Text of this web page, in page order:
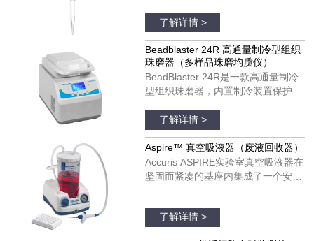
作用。Finnpipette F3 移液器具有宽
阔的、支持彩色编码的指托和人机工
效学手柄设计。Finnpipette F3 移液
器可以用于单个和多通道模具。货
号：4640100；4640000；
4640010；4640020；4640030；
4640070；4640080
了解详情 >
Beadblaster 24R 高通量制冷型组织
珠磨器（多样品珠磨均质仪）
BeadBlaster 24R是一款高通量制冷
型组织珠磨器，内置制冷装置保护温
数珠磨器不同，BeadBlaster 24R具
有真正的、基于压缩机的制冷系统，
不需要干冰、液氮和空气供应。只需
设置所需的温度并预冷，温度将在整
个均质过程中维持低温，以保证样品
了解详情 >
Aspire™ 真空吸液器（废液回收器）
Accuris ASPIRE实验室真空吸液器在
坚固而紧凑的基座内集成了一个安
真空表。
了解详情 >